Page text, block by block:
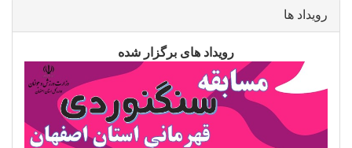
رویداد ها
رویداد های برگزار شده